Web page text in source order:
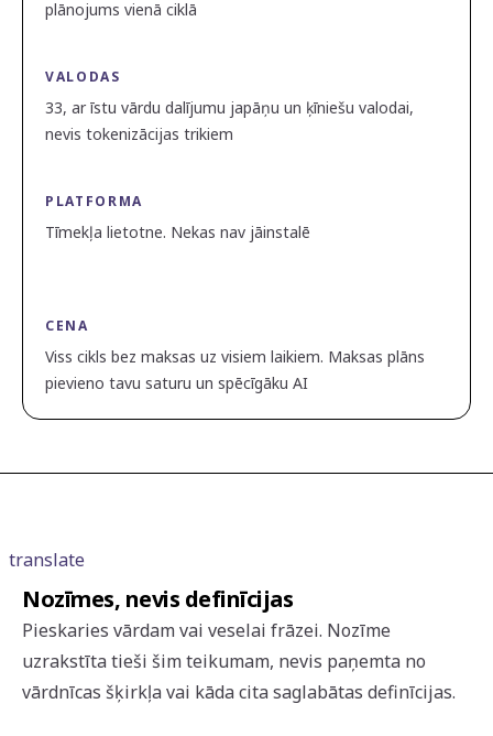
plānojums vienā ciklā
VALODAS
33, ar īstu vārdu dalījumu japāņu un ķīniešu valodai,
nevis tokenizācijas trikiem
PLATFORMA
Tīmekļa lietotne. Nekas nav jāinstalē
CENA
Viss cikls bez maksas uz visiem laikiem. Maksas plāns
pievieno tavu saturu un spēcīgāku AI
translate
Nozīmes, nevis definīcijas
Pieskaries vārdam vai veselai frāzei. Nozīme
uzrakstīta tieši šim teikumam, nevis paņemta no
vārdnīcas šķirkļa vai kāda cita saglabātas definīcijas.